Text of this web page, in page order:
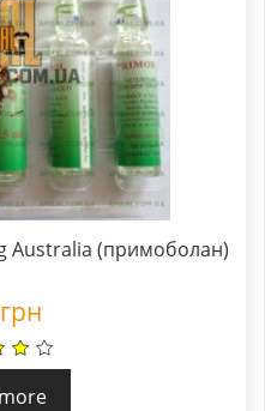
Australia (примоболан)
грн